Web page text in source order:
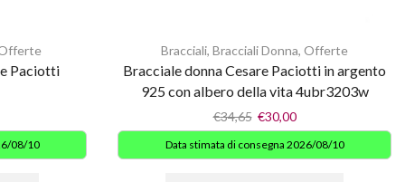
Paciotti
08/10
Bracciali, Bracciali Donna, Offerte
Bracciale donna Cesare Paciotti in argento
925 con albero della vita 4ubr3203w
€34,65 €30,00
Data stimata di consegna 2026/08/10